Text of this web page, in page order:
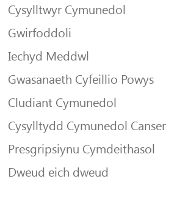
Cysylltwyr Cymunedol
Gwirfoddoli
Iechyd Meddwl
Gwasanaeth Cyfeillio Powys
Cludiant Cymunedol
Cysylltydd Cymunedol Canser
Presgripsiynu Cymdeithasol
Dweud eich dweud